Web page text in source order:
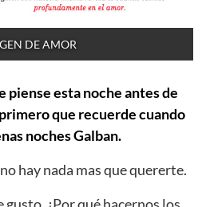
DE AMOR
piense esta noche antes de
que recuerde cuando
noches Galban.
hay nada mas que quererte.